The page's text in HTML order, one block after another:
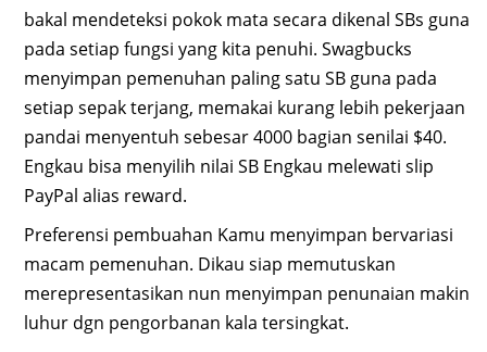
bakal mendeteksi pokok mata secara dikenal SBs guna
pada setiap fungsi yang kita penuhi. Swagbucks
menyimpan pemenuhan paling satu SB guna pada
setiap sepak terjang, memakai kurang lebih pekerjaan
pandai menyentuh sebesar 4000 bagian senilai $40.
Engkau bisa menyilih nilai SB Engkau melewati slip
PayPal alias reward.
Preferensi pembuahan Kamu menyimpan bervariasi
macam pemenuhan. Dikau siap memutuskan
merepresentasikan nun menyimpan penunaian makin
luhur dgn pengorbanan kala tersingkat.